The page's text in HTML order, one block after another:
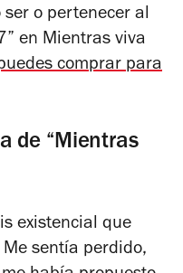
o pertenecer al
en Mientras viva
comprar para
de “Mientras
existencial que
sentía perdido,